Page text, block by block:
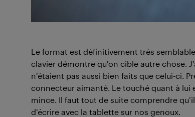
Le format est définitivement très
clavier démontre qu’on cible autre chose.
n’étaient pas aussi bien faits que celui-ci.
connecteur aimanté. Le touché quant à
mince. Il faut tout de suite comprendre
d’écrire avec la tablette sur nos genoux.